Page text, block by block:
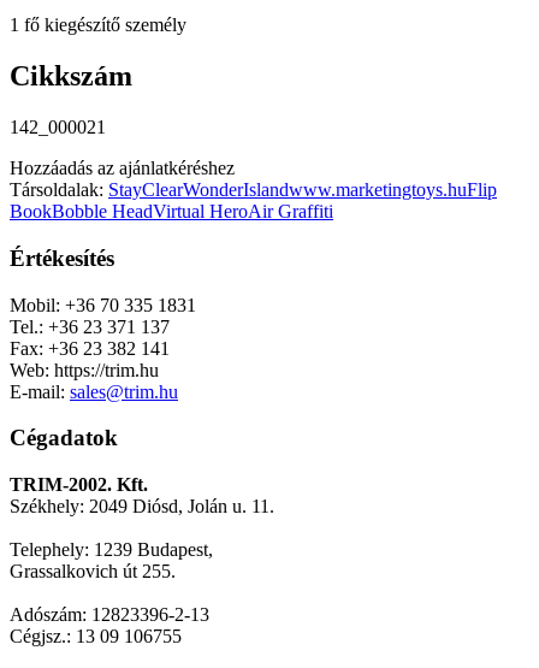
1 fő kiegészítő személy
Cikkszám
142_000021
Hozzáadás az ajánlatkéréshez
Társoldalak: StayClearWonderIslandwww.marketingtoys.huFlip
BookBobble HeadVirtual HeroAir Graffiti
Értékesítés
Mobil: +36 70 335 1831
Tel.: +36 23 371 137
Fax: +36 23 382 141
Web: https://trim.hu
E-mail: sales@trim.hu
Cégadatok
TRIM-2002. Kft.
Székhely: 2049 Diósd, Jolán u. 11.
Telephely: 1239 Budapest,
Grassalkovich út 255.
Adószám: 12823396-2-13
Cégjsz.: 13 09 106755